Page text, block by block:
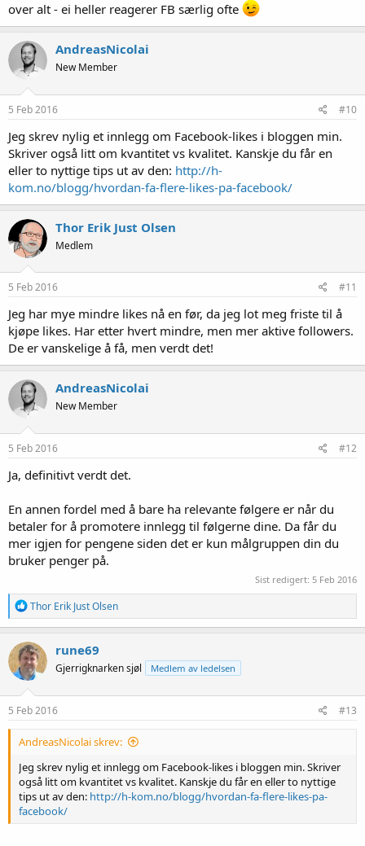
over alt - ei heller reagerer FB særlig ofte
AndreasNicolai
New Member
5 Feb 2016 #10
Jeg skrev nylig et innlegg om Facebook-likes i bloggen min.
Skriver også litt om kvantitet vs kvalitet. Kanskje du får en
eller to nyttige tips ut av den: http://h-
kom.no/blogg/hvordan-fa-flere-likes-pa-facebook/
Thor Erik Just Olsen
Medlem
5 Feb 2016 #11
Jeg har mye mindre likes nå en før, da jeg lot meg friste til å
kjøpe likes. Har etter hvert mindre, men mer aktive followers.
De er vanskelige å få, men verdt det!
AndreasNicolai
New Member
5 Feb 2016 #12
Ja, definitivt verdt det.
En annen fordel med å bare ha relevante følgere er når du
betaler for å promotere innlegg til følgerne dine. Da får du
mer igjen for pengene siden det er kun målgruppen din du
bruker penger på.
Sist redigert: 5 Feb 2016
R
e
a
k
s
j
o
n
e
Thor Erik Just Olsen
rune69
Gjerrigknarken sjøl Medlem av ledelsen
5 Feb 2016 #13
AndreasNicolai skrev:
Jeg skrev nylig et innlegg om Facebook-likes i bloggen min. Skriver
også litt om kvantitet vs kvalitet. Kanskje du får en eller to nyttige
tips ut av den: http://h-kom.no/blogg/hvordan-fa-flere-likes-pa-
facebook/